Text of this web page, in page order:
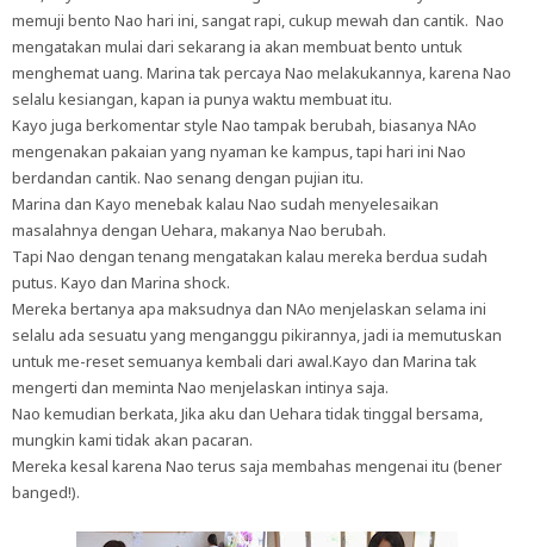
memuji bento Nao hari ini, sangat rapi, cukup mewah dan cantik. Nao
mengatakan mulai dari sekarang ia akan membuat bento untuk
menghemat uang. Marina tak percaya Nao melakukannya, karena Nao
selalu kesiangan, kapan ia punya waktu membuat itu.
Kayo juga berkomentar style Nao tampak berubah, biasanya NAo
mengenakan pakaian yang nyaman ke kampus, tapi hari ini Nao
berdandan cantik. Nao senang dengan pujian itu.
Marina dan Kayo menebak kalau Nao sudah menyelesaikan
masalahnya dengan Uehara, makanya Nao berubah.
Tapi Nao dengan tenang mengatakan kalau mereka berdua sudah
putus. Kayo dan Marina shock.
Mereka bertanya apa maksudnya dan NAo menjelaskan selama ini
selalu ada sesuatu yang menganggu pikirannya, jadi ia memutuskan
untuk me-reset semuanya kembali dari awal.Kayo dan Marina tak
mengerti dan meminta Nao menjelaskan intinya saja.
Nao kemudian berkata, Jika aku dan Uehara tidak tinggal bersama,
mungkin kami tidak akan pacaran.
Mereka kesal karena Nao terus saja membahas mengenai itu (bener
banged!).